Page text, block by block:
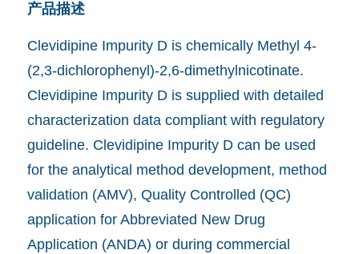
产品描述
Clevidipine Impurity D is chemically Methyl 4-
(2,3-dichlorophenyl)-2,6-dimethylnicotinate.
Clevidipine Impurity D is supplied with detailed
characterization data compliant with regulatory
guideline. Clevidipine Impurity D can be used
for the analytical method development, method
validation (AMV), Quality Controlled (QC)
application for Abbreviated New Drug
Application (ANDA) or during commercial